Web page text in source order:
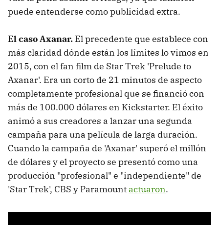
puede entenderse como publicidad extra.
El caso Axanar. El precedente que establece con
más claridad dónde están los límites lo vimos en
2015, con el fan film de Star Trek 'Prelude to
Axanar'. Era un corto de 21 minutos de aspecto
completamente profesional que se financió con
más de 100.000 dólares en Kickstarter. El éxito
animó a sus creadores a lanzar una segunda
campaña para una película de larga duración.
Cuando la campaña de 'Axanar' superó el millón
de dólares y el proyecto se presentó como una
producción "profesional" e "independiente" de
'Star Trek', CBS y Paramount actuaron.